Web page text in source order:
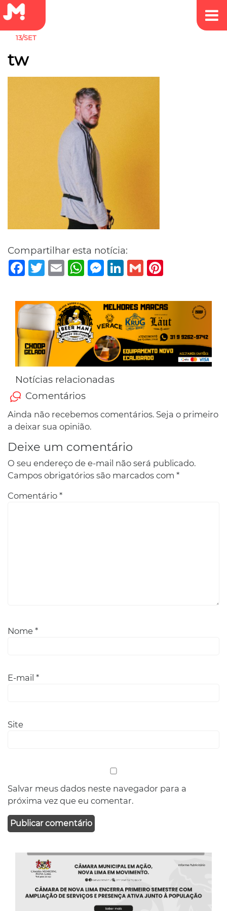
13/SET
tw
Compartilhar esta notícia:
Facebook
TwitterEmail WhatsAppMessenger
LinkedIn
Gmail
Notícias relacionadas
Comentários
Ainda não recebemos comentários. Seja o primeiro
a deixar sua opinião.
Deixe um comentário
O seu endereço de e-mail não será publicado.
Campos obrigatórios são marcados com *
Comentário *
Nome *
E-mail *
Site
Salvar meus dados neste navegador para a
próxima vez que eu comentar.